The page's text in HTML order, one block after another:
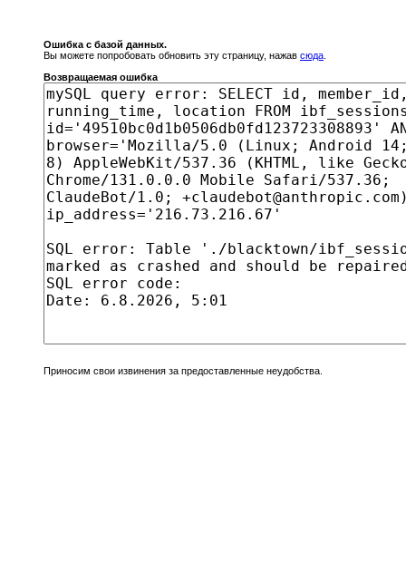
Ошибка с базой данных.
Вы можете попробовать обновить эту страницу, нажав сюда
Возвращаемая ошибка
Приносим свои извинения за предоставленные неудобства.